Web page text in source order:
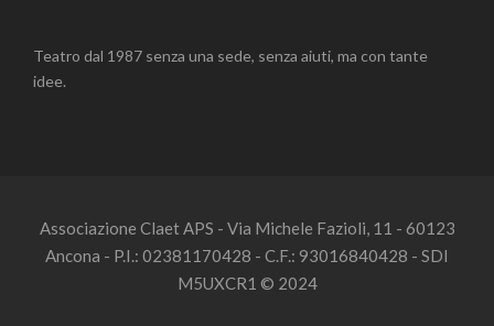
Teatro dal 1987 senza una sede, senza aiuti, ma con tante
idee.
Associazione Claet APS - Via Michele Fazioli, 11 - 60123
Ancona - P.I.: 02381170428 - C.F.: 93016840428 - SDI
M5UXCR1 © 2024